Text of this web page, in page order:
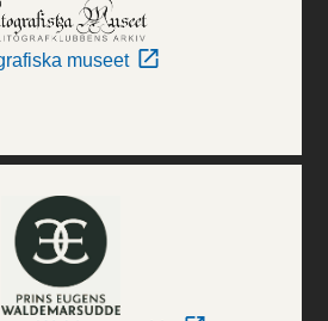
museet